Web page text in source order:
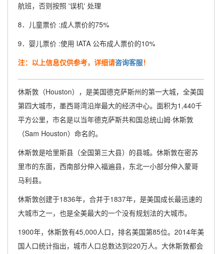
航班，否则按照 '误机' 处理
8．儿童票价 :成人票价的75%
9．婴儿票价 :使用 IATA 公布成人票价的10%
注：以上信息仅供参考，详细请咨询客服！
休斯敦（Houston），是美国德克萨斯州的第一大城，全美国
第四大城市，墨西哥湾沿岸最大的经济中心。面积为1,440千
平方公里，市名是以当年德克萨斯共和国总统山姆·休斯敦
（Sam Houston）命名的。
休斯敦是哈里斯县（全国第三大县）的县城。休斯敦在密苏
里市的东面，西南部分伸入福遍县，东北一小部分伸入蒙哥
马利县。
休斯敦创建于1836年，合并于1837年，是美国成长最迅速的
大城市之一，也是全美最大的一个没有规划法的大城市。
1900年，休斯敦有45,000人口，排名美国第85位。2014年美
国人口统计指出，城市人口总数达到220万人。大休斯敦都会